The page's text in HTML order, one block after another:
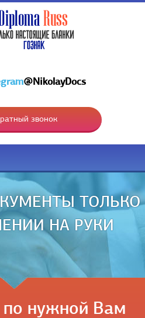
@NikolayDocs
звонок
ТОЛЬКО
НА РУКИ
нужной Вам